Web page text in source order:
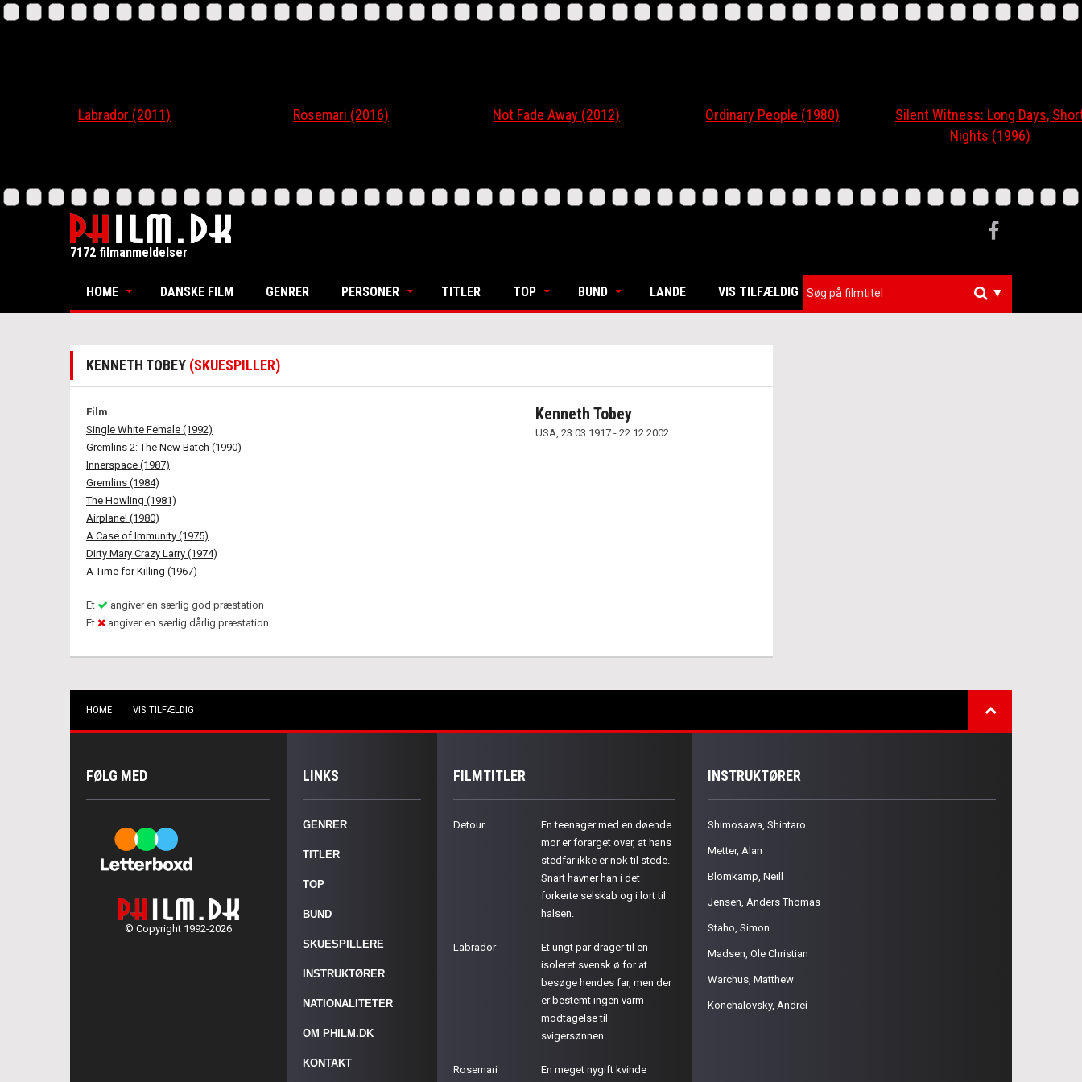
Labrador (2011) Rosemari (2016) Not Fade Away (2012) Ordinary People (1980)
Silent Witness: Long Days, Short
Nights (1996)
7172 filmanmeldelser
HOME DANSKE FILM GENRER PERSONER TITLER TOP BUND LANDE VIS TILFÆLDIG ▼
KENNETH TOBEY (SKUESPILLER)
Kenneth Tobey
USA, 23.03.1917 - 22.12.2002
Film
Single White Female (1992)
Gremlins 2: The New Batch (1990)
Innerspace (1987)
Gremlins (1984)
The Howling (1981)
Airplane! (1980)
A Case of Immunity (1975)
Dirty Mary Crazy Larry (1974)
A Time for Killing (1967)
Et
angiver en særlig god præstation
Et
angiver en særlig dårlig præstation
HOME VIS TILFÆLDIG
FØLG MED
© Copyright 1992-2026
LINKS
GENRER
TITLER
TOP
BUND
SKUESPILLERE
INSTRUKTØRER
NATIONALITETER
OM PHILM.DK
KONTAKT
FILMTITLER
Detour
En teenager med en døende
mor er forarget over, at hans
stedfar ikke er nok til stede.
Snart havner han i det
forkerte selskab og i lort til
halsen.
Labrador
Et ungt par drager til en
isoleret svensk ø for at
besøge hendes far, men der
er bestemt ingen varm
modtagelse til
svigersønnen.
Rosemari
En meget nygift kvinde
INSTRUKTØRER
Shimosawa, Shintaro
Metter, Alan
Blomkamp, Neill
Jensen, Anders Thomas
Staho, Simon
Madsen, Ole Christian
Warchus, Matthew
Konchalovsky, Andrei